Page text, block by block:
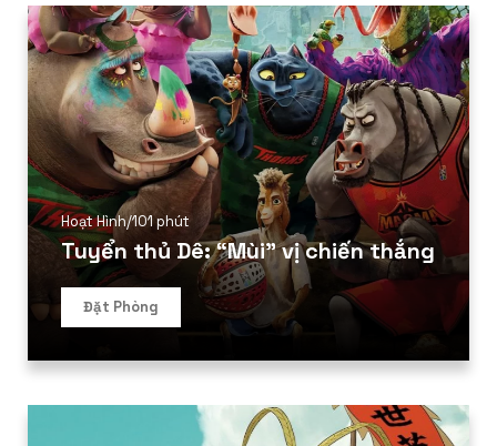
Hoạt Hình/101 phút
Tuyển thủ Dê: “Mùi” vị chiến thắng
Đặt Phòng